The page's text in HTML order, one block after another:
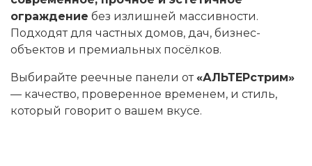
ограждение без излишней массивности.
Подходят для частных домов, дач, бизнес-
объектов и премиальных посёлков.
Выбирайте реечные панели от«АЛЬТЕРстрим»
— качество, проверенное временем, и стиль,
который говорит о вашем вкусе.